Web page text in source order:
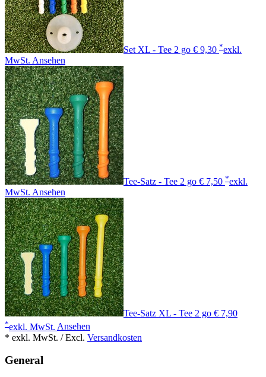
Set XL - Tee 2 go € 9,30 *exkl.
MwSt. Ansehen
Tee-Satz - Tee 2 go € 7,50 *exkl.
MwSt. Ansehen
Tee-Satz XL - Tee 2 go € 7,90
*exkl. MwSt. Ansehen
* exkl. MwSt. / Excl. Versandkosten
General